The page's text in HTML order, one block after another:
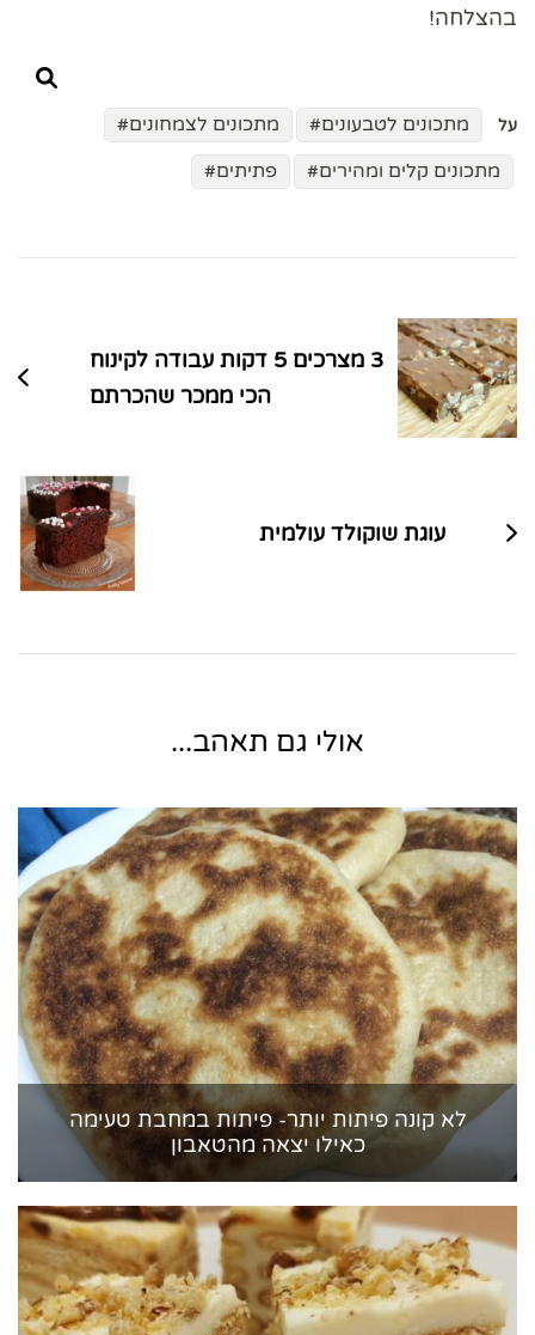
בהצלחה!
על מתכונים לטבעונים
מתכונים לצמחונים
מתכונים קלים ומהירים
פתיתים
בפוסטים
3 מצרכים 5 דקות עבודה לקינוח
הכי ממכר שהכרתם
עוגת שוקולד עולמית
אולי גם תאהב...
לא קונה פיתות יותר- פיתות במחבת טעימה
כאילו יצאה מהטאבון